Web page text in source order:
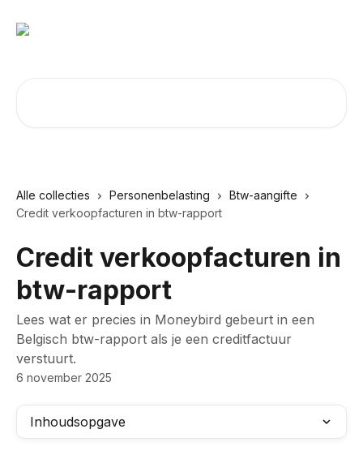
Alle collecties Personenbelasting
Btw-aangifte
Credit verkoopfacturen in btw-rapport
Credit verkoopfacturen in
btw-rapport
Lees wat er precies in Moneybird gebeurt in een
Belgisch btw-rapport als je een creditfactuur
verstuurt.
6 november 2025
Inhoudsopgave